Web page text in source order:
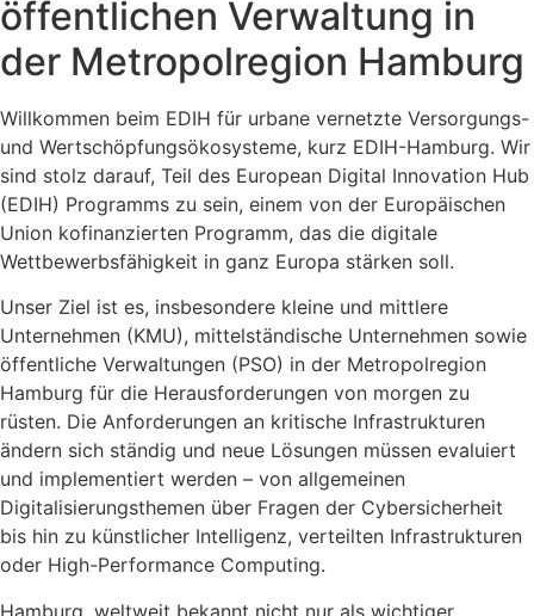
öffentlichen Verwaltung in
der Metropolregion Hamburg
Willkommen beim EDIH für urbane vernetzte Versorgungs-
und Wertschöpfungsökosysteme, kurz EDIH-Hamburg. Wir
sind stolz darauf, Teil des European Digital Innovation Hub
(EDIH) Programms zu sein, einem von der Europäischen
Union kofinanzierten Programm, das die digitale
Wettbewerbsfähigkeit in ganz Europa stärken soll.
Unser Ziel ist es, insbesondere kleine und mittlere
Unternehmen (KMU), mittelständische Unternehmen sowie
öffentliche Verwaltungen (PSO) in der Metropolregion
Hamburg für die Herausforderungen von morgen zu
rüsten. Die Anforderungen an kritische Infrastrukturen
ändern sich ständig und neue Lösungen müssen evaluiert
und implementiert werden – von allgemeinen
Digitalisierungsthemen über Fragen der Cybersicherheit
bis hin zu künstlicher Intelligenz, verteilten Infrastrukturen
oder High-Performance Computing.
Hamburg, weltweit bekannt nicht nur als wichtiger